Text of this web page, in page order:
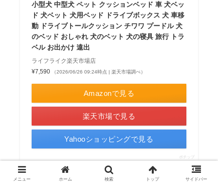
小型犬 中型犬 ペット クッションベッド 車 犬ベッ
ド 犬ベット 犬用ベッド ドライブボックス 犬 車移
動 ドライブトールクッション チワワ プードル 犬
のベッド おしゃれ 犬のベット 犬の寝具 旅行 トラ
ベル お出かけ 遠出
ライフライク楽天市場店
¥7,590
（2026/06/26 09:24時点 | 楽天市場調べ）
Amazonで見る
楽天市場で見る
Yahooショッピングで見る
ポチップ
メニュー ホーム 検索 トップ サイドバー